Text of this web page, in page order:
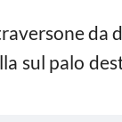
da
sul palo